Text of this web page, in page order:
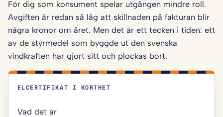
För dig som konsument spelar utgången mindre roll.
Avgiften är redan så låg att skillnaden på fakturan blir
några kronor om året. Men det är ett tecken i tiden: ett
av de styrmedel som byggde ut den svenska
vindkraften har gjort sitt och plockas bort.
ELCERTIFIKAT I KORTHET
Vad det är